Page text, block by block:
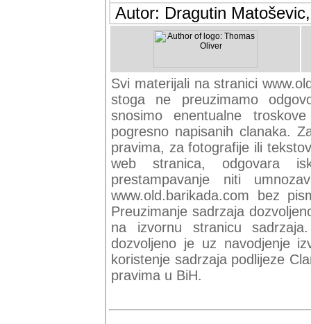
Autor: Dragutin
Svi materijali na stranici
stoga ne preuzimamo
snosimo enentualne
pogresno napisanih clanaka.
pravima, za fotografije ili
web stranica, odgovara
prestampavanje niti
www.old.barikada.com bez
Preuzimanje sadrzaja
na izvornu stranicu
dozvoljeno je uz navodjenje
koristenje sadrzaja podlijeze
pravima u BiH.